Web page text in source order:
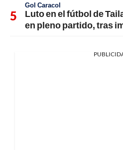
Gol Caracol
Luto en el fútbol de
en pleno partido, tras